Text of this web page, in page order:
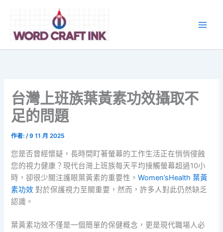
台灣上班族葉黃素功效攝取不
足的問題
作者:/9 11 月 2025
您是否曾經懷疑，長時間盯著螢幕的工作生活正在悄悄侵蝕
您的視力健康？現代台灣上班族每天平均接觸螢幕超過10小
時，卻很少關注護眼葉黃素的重要性。Women’sHealth 葉黃
素功效 對於保護視力至關重要，然而，許多人對此仍然缺乏
認識。
葉黃素功效不僅是一個簡單的保健概念，更是現代職場人必